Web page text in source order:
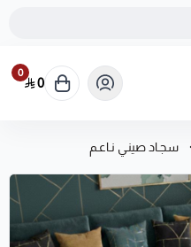
سجاد في المملكة
0
0
سجـاد صينـي نـاعـم